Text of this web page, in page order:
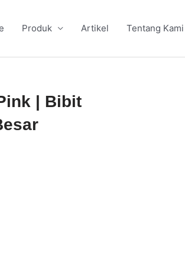
Produk Artikel Tentang Kami
| Bibit